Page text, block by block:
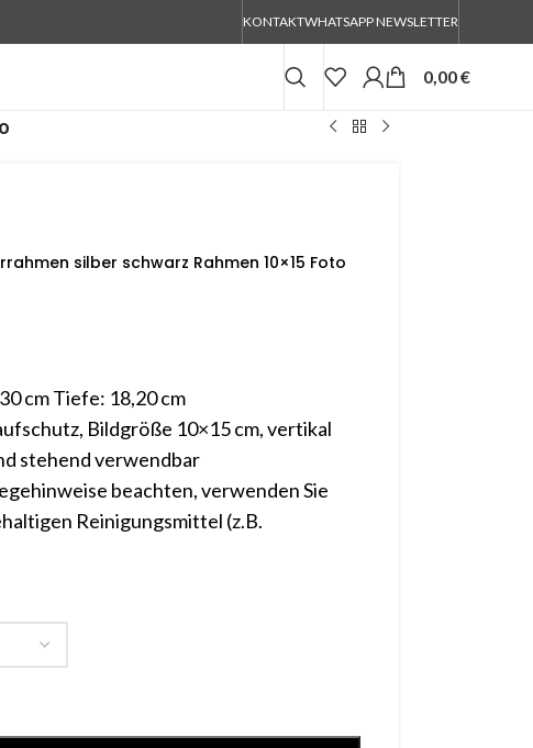
KONTAKTWHATSAPP NEWSLETTER
0,00€
silber schwarz Rahmen 10×15 Foto
cm Tiefe: 18,20 cm
Bildgröße 10×15 cm, vertikal
stehend verwendbar
beachten, verwenden Sie
Reinigungsmittel (z.B.